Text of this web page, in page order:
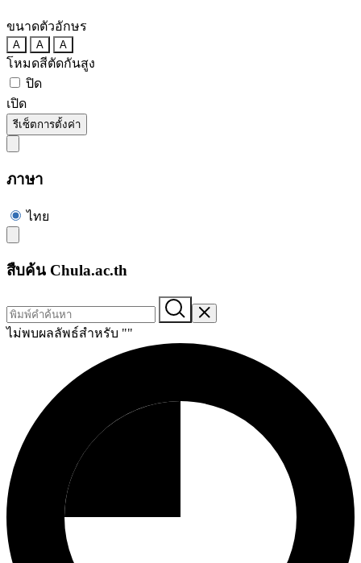
ขนาดตัวอักษร
A A A
โหมดสีตัดกันสูง
ปิด
เปิด
รีเซ็ตการตั้งค่า
ภาษา
ไทย
สืบค้น Chula.ac.th
ไม่พบผลลัพธ์สำหรับ ""